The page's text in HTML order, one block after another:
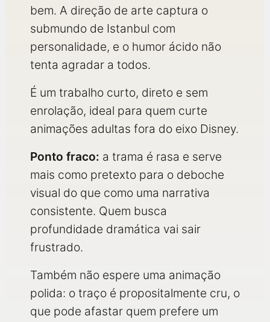
bem. A direção de arte captura o
submundo de Istanbul com
personalidade, e o humor ácido não
tenta agradar a todos.
É um trabalho curto, direto e sem
enrolação, ideal para quem curte
animações adultas fora do eixo Disney.
Ponto fraco: a trama é rasa e serve
mais como pretexto para o deboche
visual do que como uma narrativa
consistente. Quem busca
profundidade dramática vai sair
frustrado.
Também não espere uma animação
polida: o traço é propositalmente cru, o
que pode afastar quem prefere um